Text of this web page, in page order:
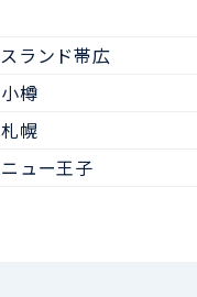
ランド帯広
樽
幌
ュー王子